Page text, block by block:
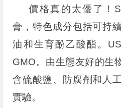
價格真的太優了！
膏，特色成分包括可持
油和生育酚乙酸酯。
GMO。由生態友好的生
含硫酸鹽、防腐劑和人
實驗。